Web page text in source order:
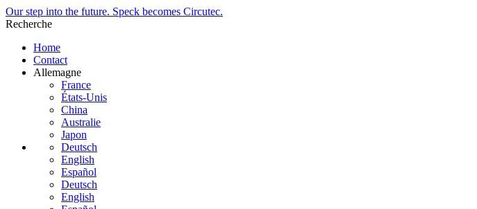
Our step into the future. Speck becomes Circutec.
Recherche
Home
Contact
Allemagne
France
États-Unis
China
Australie
Japon
Deutsch
English
Español
Deutsch
English